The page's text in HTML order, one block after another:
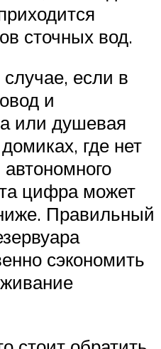
сточных вод.
если в
и
или душевая
где нет
цифра может
Правильный
сэкономить